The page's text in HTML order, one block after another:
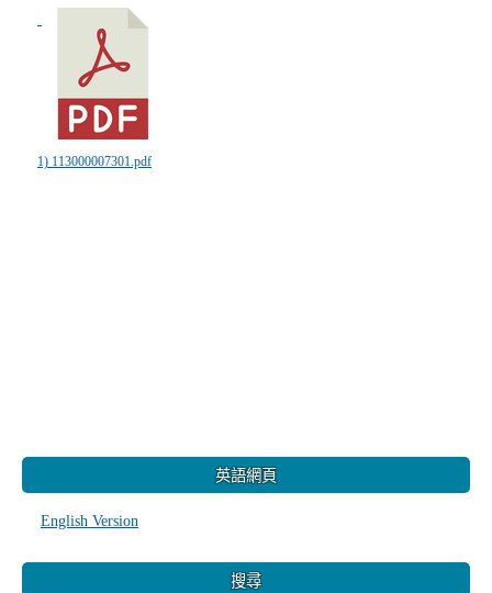
1) 113000007301.pdf
英語網頁
English Version
搜尋